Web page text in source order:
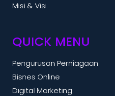
Misi & Visi
QUICK MENU
Pengurusan Perniagaan
Bisnes Online
Digital Marketing